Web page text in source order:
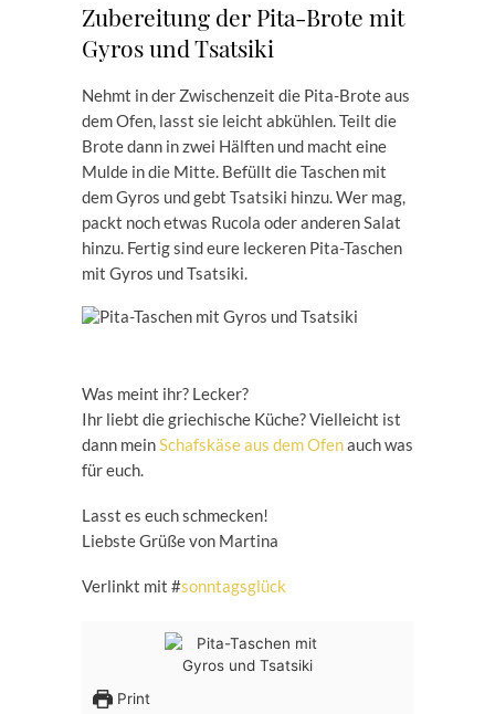
Zubereitung der Pita-Brote mit
Gyros und Tsatsiki
Nehmt in der Zwischenzeit die Pita-Brote aus
dem Ofen, lasst sie leicht abkühlen. Teilt die
Brote dann in zwei Hälften und macht eine
Mulde in die Mitte. Befüllt die Taschen mit
dem Gyros und gebt Tsatsiki hinzu. Wer mag,
packt noch etwas Rucola oder anderen Salat
hinzu. Fertig sind eure leckeren Pita-Taschen
mit Gyros und Tsatsiki.
Was meint ihr? Lecker?
Ihr liebt die griechische Küche? Vielleicht ist
dann meinSchafskäse aus dem Ofenauch was
für euch.
Lasst es euch schmecken!
Liebste Grüße von Martina
Verlinkt mit #sonntagsglück
Print